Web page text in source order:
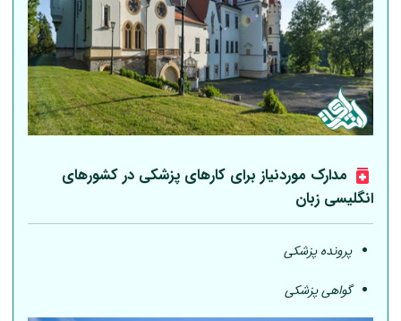
مدارک موردنیاز برای کارهای پزشکی در کشورهای
انگلیسی زبان
پرونده پزشکی
گواهی پزشکی